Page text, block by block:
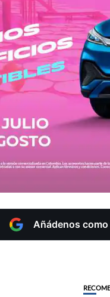
Añádenos